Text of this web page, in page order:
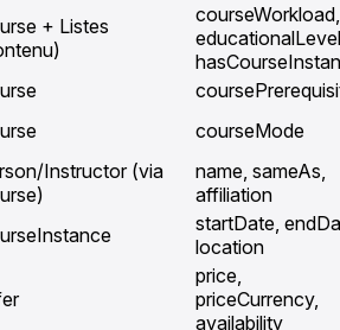
+ Listes
courseWorkload,
courseMode
Instructor (via
name, sameAs,
affiliation
startDate,
location
price,
priceCurrency,
availability